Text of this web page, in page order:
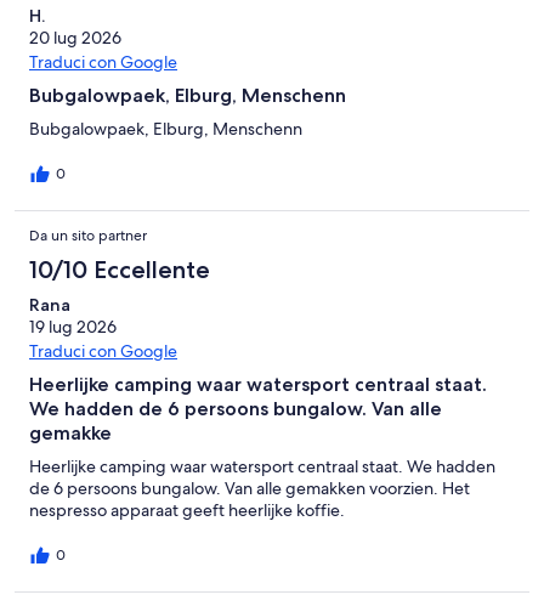
H.
20 lug 2026
Traduci con Google
Bubgalowpaek, Elburg, Menschenn
Bubgalowpaek, Elburg, Menschenn
0
Da un sito partner
10/10 Eccellente
Rana
19 lug 2026
Traduci con Google
Heerlijke camping waar watersport centraal staat.
We hadden de 6 persoons bungalow. Van alle
gemakke
Heerlijke camping waar watersport centraal staat. We hadden
de 6 persoons bungalow. Van alle gemakken voorzien. Het
nespresso apparaat geeft heerlijke koffie.
0